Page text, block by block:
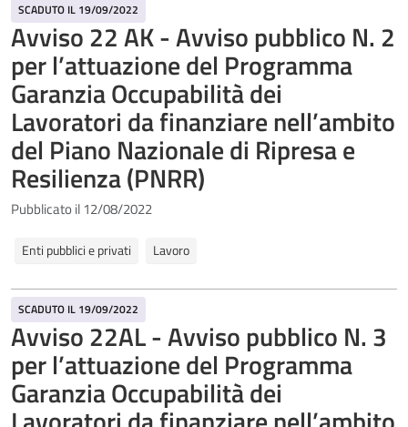
SCADUTO IL 19/09/2022
Avviso 22 AK - Avviso pubblico N. 2
per l’attuazione del Programma
Garanzia Occupabilità dei
Lavoratori da finanziare nell’ambito
del Piano Nazionale di Ripresa e
Resilienza (PNRR)
Pubblicato il 12/08/2022
Enti pubblici e privati Lavoro
SCADUTO IL 19/09/2022
Avviso 22AL - Avviso pubblico N. 3
per l’attuazione del Programma
Garanzia Occupabilità dei